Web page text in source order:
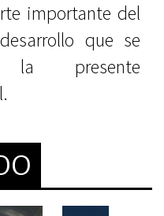
importante del
que se
la presente